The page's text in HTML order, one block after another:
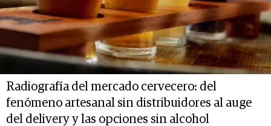
Radiografía del mercado cervecero: del
fenómeno artesanal sin distribuidores al auge
del delivery y las opciones sin alcohol